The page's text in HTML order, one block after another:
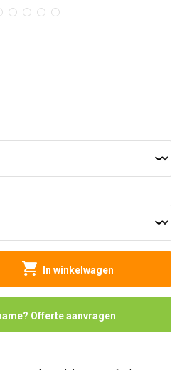
In winkelwagen
Offerte aanvragen